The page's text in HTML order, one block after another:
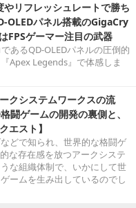
リフレッシュレートで勝ち
OLEDパネル搭載のGigaCry
FPSゲーマー注目の武器
であるQD-OLEDパネルの圧倒的
Apex Legends』で体感しま
クシステムワークスの流
闘ゲームの開発の裏側と、
エスト】
どで知られ、世界的な格闘ゲ
な存在感を放つアークシステ
な組織体制で、いかにして世
ームを生み出しているのでし